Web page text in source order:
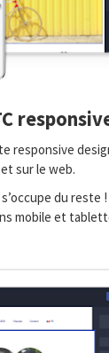
responsive
sur le web.
du reste
mobile et